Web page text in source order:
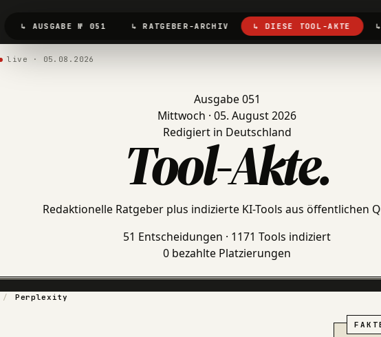
↳ AUSGABE № 051 ↳ RATGEBER-ARCHIV ↳ DIESE TOOL-AKTE
live · 05.08.2026
Ausgabe 051
Mittwoch · 05. August 2026
Redigiert in Deutschland
Tool-Akte.
Redaktionelle Ratgeber plus indizierte KI-Tools aus öffentlichen
51 Entscheidungen · 1171 Tools indiziert
0 bezahlte Platzierungen
/ Perplexity